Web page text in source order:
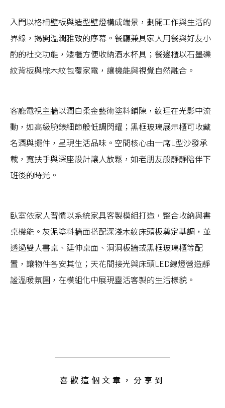
入門以格柵壁板與造型壁燈構成端景，劃開工作與生活的
界線，揭開溫潤雅致的序幕。餐廳兼具家人用餐與好友小
酌的社交功能，矮櫃方便收納酒水杯具；餐邊櫃以石墨礫
紋背板與棕木紋包覆家電，讓機能與視覺自然融合。
客廳電視主牆以潤白柔金藝術塗料鋪陳，紋理在光影中流
動，如高級腕錶細節般低調閃耀；黑框玻璃展示櫃可收藏
名酒與擺件，呈現生活品味。空間核心由一席L型沙發承
載，寬扶手與深座設計讓人放鬆，如老朋友般靜靜陪伴下
班後的時光。
臥室依家人習慣以系統家具客製模組打造，整合收納與書
桌機能。灰泥塗料牆面搭配深淺木紋床頭板奠定基調，並
透過雙人書桌、延伸桌面、洞洞板牆或黑框玻璃櫃等配
置，讓物件各安其位；天花間接光與床頭LED線燈營造靜
謐溫暖氛圍，在模組化中展現靈活客製的生活樣貌。
喜歡這個文章，分享到